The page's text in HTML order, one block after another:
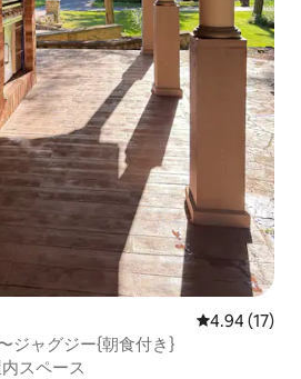
レビュー17
4.94 (17)
ジャグジー{朝食付き}
内スペース